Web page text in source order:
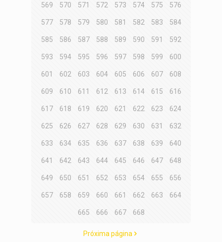
569 570 571 572 573 574 575 576
577 578 579 580 581 582 583 584
585 586 587 588 589 590 591 592
593 594 595 596 597 598 599 600
601 602 603 604 605 606 607 608
609 610 611 612 613 614 615 616
617 618 619 620 621 622 623 624
625 626 627 628 629 630 631 632
633 634 635 636 637 638 639 640
641 642 643 644 645 646 647 648
649 650 651 652 653 654 655 656
657 658 659 660 661 662 663 664
665 666 667 668
Próxima página